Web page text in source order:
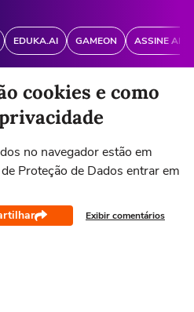
EDUKA.AI GAMEON ASSINE
cookies e como
no navegador estão em
Proteção de Dados entrar em
Exibir comentários